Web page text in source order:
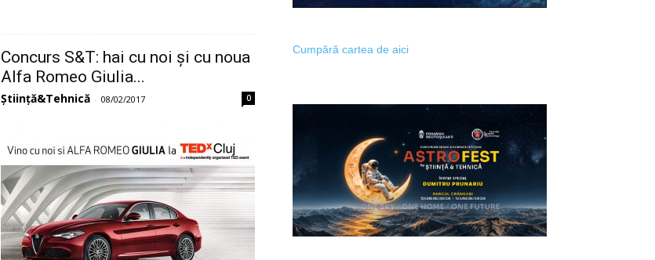
Concurs S&T: hai cu noi și cu noua
Alfa Romeo Giulia...
Știință&Tehnică - 08/02/2017 0
Cumpără cartea de aici